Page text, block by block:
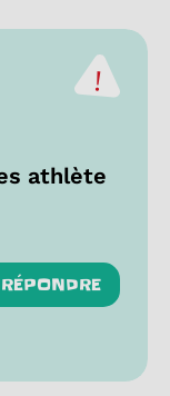
athlète
RÉPONDRE